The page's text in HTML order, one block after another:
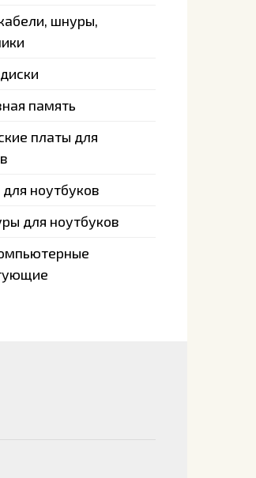
шнуры,
память
платы для
ноутбуков
для ноутбуков